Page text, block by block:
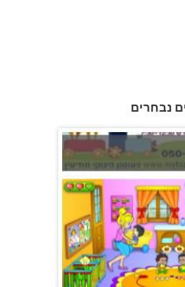
נבחרים